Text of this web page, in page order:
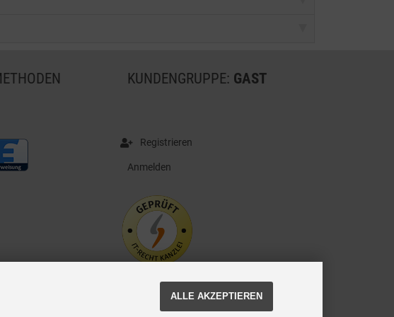
KUNDENGRUPPE: GAST
Registrieren
Anmelden
ALLE AKZEPTIEREN